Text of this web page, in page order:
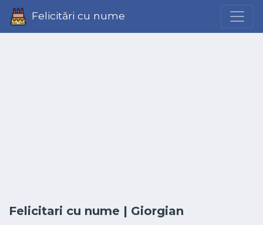
Felicitări cu nume
Felicitari cu nume | Giorgian